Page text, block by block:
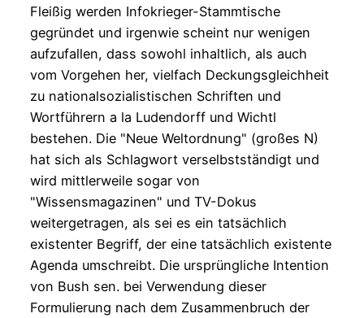
Fleißig werden Infokrieger-Stammtische
gegründet und irgenwie scheint nur wenigen
aufzufallen, dass sowohl inhaltlich, als auch
vom Vorgehen her, vielfach Deckungsgleichheit
zu nationalsozialistischen Schriften und
Wortführern a la Ludendorff und Wichtl
bestehen. Die "Neue Weltordnung" (großes N)
hat sich als Schlagwort verselbstständigt und
wird mittlerweile sogar von
"Wissensmagazinen" und TV-Dokus
weitergetragen, als sei es ein tatsächlich
existenter Begriff, der eine tatsächlich existente
Agenda umschreibt. Die ursprüngliche Intention
von Bush sen. bei Verwendung dieser
Formulierung nach dem Zusammenbruch der